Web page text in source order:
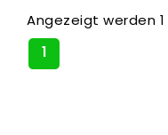
Angezeigt werden 1
1